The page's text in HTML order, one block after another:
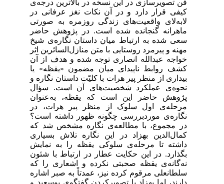
فن تصویرسازی در این نسخه در بالاترین درجه‌ی
کیفی قرار دارد و در آن نکات نغز عرفانی در
لابه‌لای واقعیت‌های زندگی روزمره به صورتی
ماهرانه گنجانده شده‌ است. در پژوهش حاضر
سعی شده به ارتباط میان داستان نگاره‌ی شیخ
مهنه و پیرمرد روستایی با متن منازل‌السائرین اثر
خواجه عبدالله انصاری توجه شده و هدف از آن
کشف روابط ناپیدای میان مضمون «یقظه» یا
بیداری از منظر پیر هرات با کلیّت داستان نگاره و
نحوه‌ی عملکرد شخصیت‌های آن است. سؤال
پژوهش حاضر این است که یقظه، به‌عنوان
مرحله‌ی اول سلوک از منظر پیر هرات، در
نگاره‌ی موردبررسی چگونه ظهور داشته‌ است؟
در مجموع، با مطالعه‌ی نگاره مشخص شد که
کمال‌الدین بهزاد در این نگاره تلاش بسیاری
داشته‌ تا مرحله‌ی سلوکی یقظه را به نمایش
بگذارد. در این حکایت عطار در ارتباط با شئون
نه‌گانه‌ی یقظه صحبتی نکرده و اشعاری را که
سلطانعلی مرقوم کرده نیز، عمدتاً به صبر اشاره